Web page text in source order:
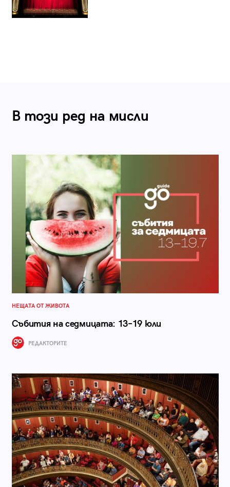
В този ред на мисли
НЕЩАТА ОТ ЖИВОТА
Събития на седмицата: 13–19 юли
РЕДАКТОРИТЕ